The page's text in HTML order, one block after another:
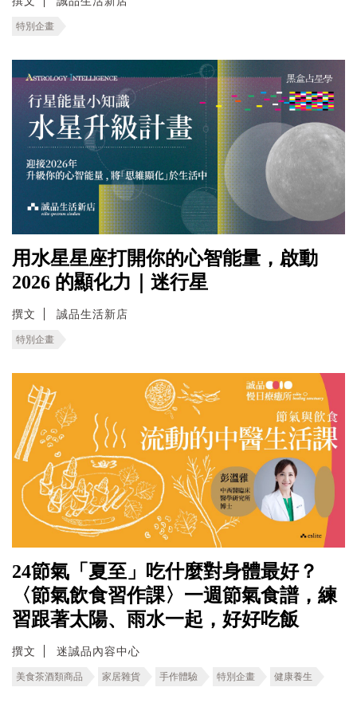
特別企畫
用水星星座打開你的心智能量，啟動
2026 的顯化力｜迷行星
撰文 誠品生活新店
特別企畫
24節氣「夏至」吃什麼對身體最好？
〈節氣飲食習作課〉一週節氣食譜，練
習跟著太陽、雨水一起，好好吃飯
撰文 迷誠品內容中心
美食茶酒類商品 家居雜貨 手作體驗 特別企畫 健康養生